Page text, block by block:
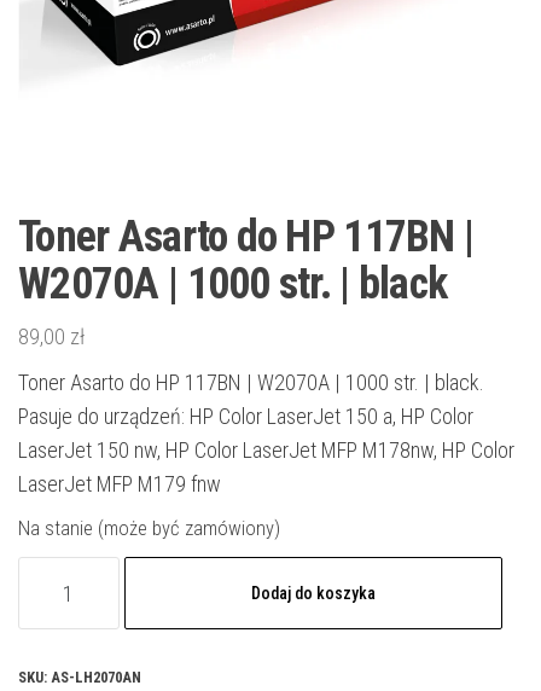
Toner Asarto do HP 117BN |
W2070A | 1000 str. | black
89,00 zł
Toner Asarto do HP 117BN | W2070A | 1000 str. | black.
Pasuje do urządzeń: HP Color LaserJet 150 a, HP Color
LaserJet 150 nw, HP Color LaserJet MFP M178nw, HP Color
LaserJet MFP M179 fnw
Na stanie (może być zamówiony)
do
Dodaj do koszyka
SKU: AS-LH2070AN